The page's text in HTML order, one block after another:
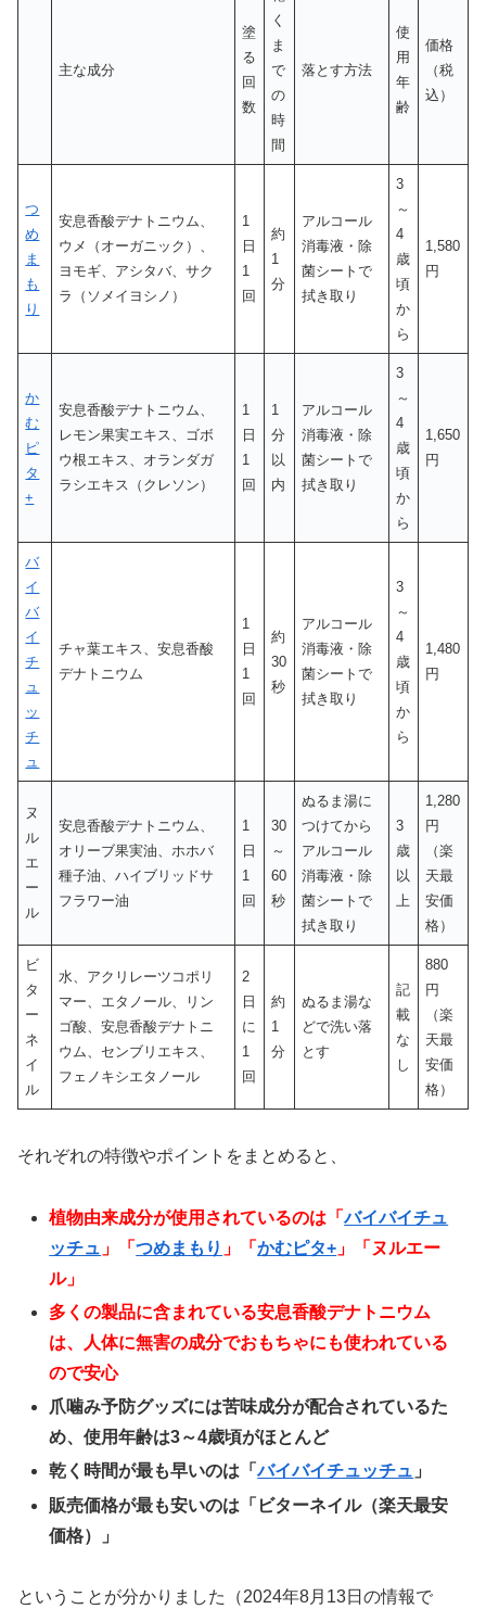
主な成分
塗
る
回
数
く
ま
で
の
時
間
落とす方法
使
用
年
齢
価格
（税
込）
つ
め
ま
も
り
安息香酸デナトニウム、
ウメ（オーガニック）、
ヨモギ、アシタバ、サク
ラ（ソメイヨシノ）
1
日
1
回
約
1
分
アルコール
消毒液・除
菌シートで
拭き取り
3
～
4
歳
頃
か
ら
1,580
円
か
む
ピ
タ
+
安息香酸デナトニウム、
レモン果実エキス、ゴボ
ウ根エキス、オランダガ
ラシエキス（クレソン）
1
日
1
回
1
分
以
内
アルコール
消毒液・除
菌シートで
拭き取り
3
～
4
歳
頃
か
ら
1,650
円
バ
イ
バ
イ
チ
ュ
ッ
チ
ュ
チャ葉エキス、安息香酸
デナトニウム
1
日
1
回
約
30
秒
アルコール
消毒液・除
菌シートで
拭き取り
3
～
4
歳
頃
か
ら
1,480
円
ヌ
ル
エ
ー
ル
安息香酸デナトニウム、
オリーブ果実油、ホホバ
種子油、ハイブリッドサ
フラワー油
1
日
1
回
30
～
60
秒
ぬるま湯に
つけてから
アルコール
消毒液・除
菌シートで
拭き取り
3
歳
以
上
1,280
円
（楽
天最
安価
格）
ビ
タ
ー
ネ
イ
ル
水、アクリレーツコポリ
マー、エタノール、リン
ゴ酸、安息香酸デナトニ
ウム、センブリエキス、
フェノキシエタノール
2
日
に
1
回
約
1
分
ぬるま湯な
どで洗い落
とす
記
載
な
し
880
円
（楽
天最
安価
格）
それぞれの特徴やポイントをまとめると、
植物由来成分が使用されているのは「バイバイチュ
ッチュ 」「つめまもり 」「かむピタ+ 」「ヌルエー
ル」
多くの製品に含まれている安息香酸デナトニウム
は、人体に無害の成分でおもちゃにも使われている
ので安心
爪噛み予防グッズには苦味成分が配合されているた
め、使用年齢は3～4歳頃がほとんど
乾く時間が最も早いのは「バイバイチュッチュ 」
販売価格が最も安いのは「ビターネイル（楽天最安
価格）」
ということが分かりました（2024年8月13日の情報で